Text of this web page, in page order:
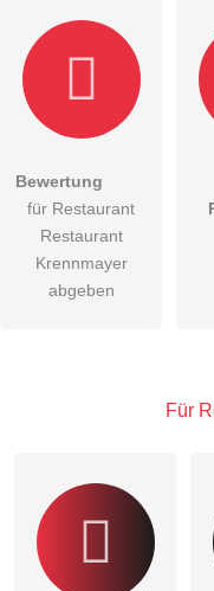
Die
öffentliche Frage
Restaurant-Eintrag zu
Bewertung
für Restaurant
Restaurant
Krennmayer
abgeben
Für